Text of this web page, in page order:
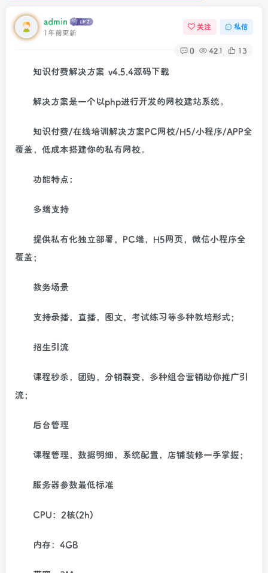
admin
1年前更新
关注 私信
0 421 13
知识付费解决方案 v4.5.4源码下载
解决方案是一个以php进行开发的网校建站系统。
知识付费/在线培训解决方案PC网校/H5/小程序/APP全
覆盖，低成本搭建你的私有网校。
功能特点：
多端支持
提供私有化独立部署，PC端，H5网页，微信小程序全
覆盖；
教务场景
支持录播，直播，图文，考试练习等多种教培形式；
招生引流
课程秒杀，团购，分销裂变，多种组合营销助你推广引
流；
后台管理
课程管理，数据明细，系统配置，店铺装修一手掌握；
服务器参数最低标准
CPU：2核(2h)
内存：4GB